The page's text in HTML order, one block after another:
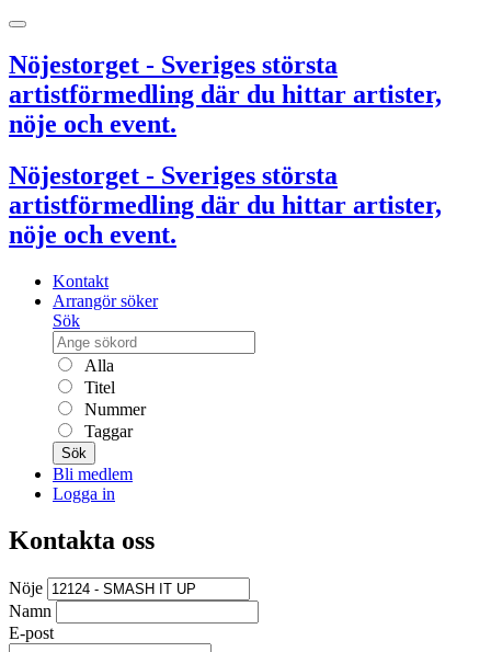
Nöjestorget - Sveriges största
artistförmedling där du hittar artister,
nöje och event.
Nöjestorget - Sveriges största
artistförmedling där du hittar artister,
nöje och event.
Kontakt
Arrangör söker
Sök
Alla
Titel
Nummer
Taggar
Sök
Bli medlem
Logga in
Kontakta oss
Nöje
Namn
E-post